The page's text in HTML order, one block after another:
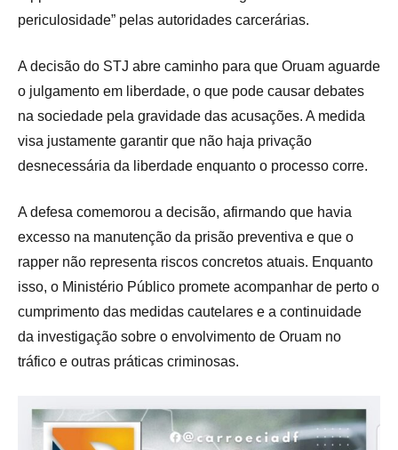
periculosidade” pelas autoridades carcerárias.
A decisão do STJ abre caminho para que Oruam aguarde
o julgamento em liberdade, o que pode causar debates
na sociedade pela gravidade das acusações. A medida
visa justamente garantir que não haja privação
desnecessária da liberdade enquanto o processo corre.
A defesa comemorou a decisão, afirmando que havia
excesso na manutenção da prisão preventiva e que o
rapper não representa riscos concretos atuais. Enquanto
isso, o Ministério Público promete acompanhar de perto o
cumprimento das medidas cautelares e a continuidade
da investigação sobre o envolvimento de Oruam no
tráfico e outras práticas criminosas.